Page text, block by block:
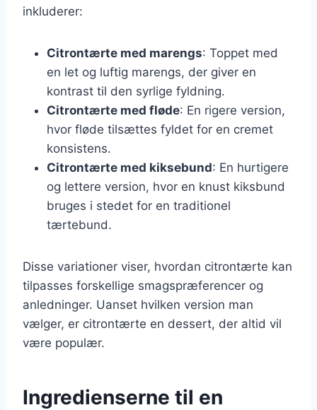
inkluderer:
Citrontærte med marengs: Toppet med
en let og luftig marengs, der giver en
kontrast til den syrlige fyldning.
Citrontærte med fløde: En rigere version,
hvor fløde tilsættes fyldet for en cremet
konsistens.
Citrontærte med kiksebund: En hurtigere
og lettere version, hvor en knust kiksbund
bruges i stedet for en traditionel
tærtebund.
Disse variationer viser, hvordan citrontærte kan
tilpasses forskellige smagspræferencer og
anledninger. Uanset hvilken version man
vælger, er citrontærte en dessert, der altid vil
være populær.
Ingredienserne til en